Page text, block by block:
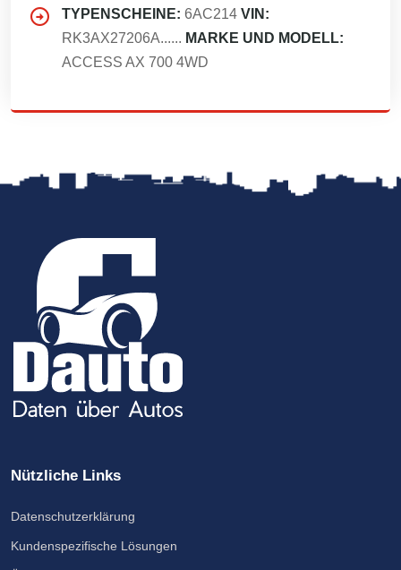
TYPENSCHEINE: 6AC214 VIN:
RK3AX27206A...... MARKE UND MODELL:
ACCESS AX 700 4WD
Nützliche Links
Datenschutzerklärung
Kundenspezifische Lösungen